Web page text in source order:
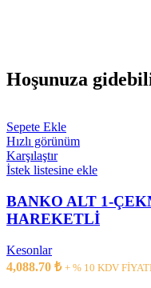
Hoşunuza
Sepete Ekle
Hızlı görünüm
Karşılaştır
İstek listesine ekle
BANKO ALT 1-
HAREKETLİ
Kesonlar
4,088.70 ₺ + % 10 KDV